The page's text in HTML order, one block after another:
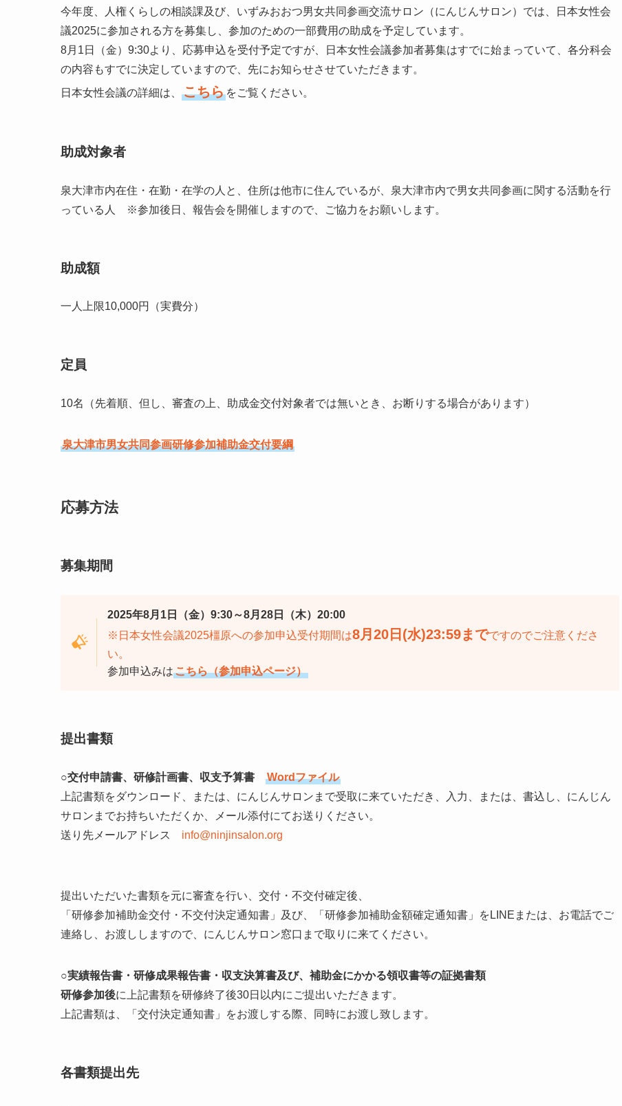
今年度、人権くらしの相談課及び、いずみおおつ男女共同参画交流サロン（にんじんサロン）では、日本女性会
議2025に参加される方を募集し、参加のための一部費用の助成を予定しています。
8月1日（金）9:30より、応募申込を受付予定ですが、日本女性会議参加者募集はすでに始まっていて、各分科会
の内容もすでに決定していますので、先にお知らせさせていただきます。
日本女性会議の詳細は、
こちら をご覧ください。
助成対象者
泉大津市内在住・在勤・在学の人と、住所は他市に住んでいるが、泉大津市内で男女共同参画に関する活動を行
っている人 ※参加後日、報告会を開催しますので、ご協力をお願いします。
助成額
一人上限10,000円（実費分）
定員
10名（先着順、但し、審査の上、助成金交付対象者では無いとき、お断りする場合があります）
泉大津市男女共同参画研修参加補助金交付要綱
応募方法
募集期間
2025年8月1日（金）9:30～8月28日（木）20:00
※日本女性会議2025橿原への参加申込受付期間は8月20日(水)23:59までですのでご注意くださ
い。
参加申込みはこちら（参加申込ページ）
提出書類
○交付申請書、研修計画書、収支予算書
Wordファイル
上記書類をダウンロード、または、にんじんサロンまで受取に来ていただき、入力、または、書込し、にんじん
サロンまでお持ちいただくか、メール添付にてお送りください。
送り先メールアドレス info@ninjinsalon.org
提出いただいた書類を元に審査を行い、交付・不交付確定後、
「研修参加補助金交付・不交付決定通知書」及び、「研修参加補助金額確定通知書」をLINEまたは、お電話でご
連絡し、お渡ししますので、にんじんサロン窓口まで取りに来てください。
○実績報告書・研修成果報告書・収支決算書及び、補助金にかかる領収書等の証拠書類
研修参加後に上記書類を研修終了後30日以内にご提出いただきます。
上記書類は、「交付決定通知書」をお渡しする際、同時にお渡し致します。
各書類提出先